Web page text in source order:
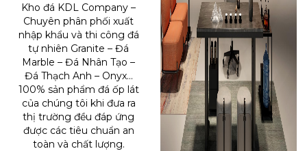
Kho đá KDL Company –
Chuyên phân phối xuất
nhập khẩu và thi công đá
tự nhiên Granite – Đá
Marble – Đá Nhân Tạo –
Đá Thạch Anh – Onyx…
100% sản phẩm đá ốp lát
của chúng tôi khi đưa ra
thị trường đều đáp ứng
được các tiêu chuẩn an
toàn và chất lượng.